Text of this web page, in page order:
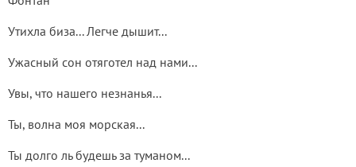
Утихла биза... Легче дышит...
Ужасный сон отяготел над нами...
Увы, что нашего незнанья...
Ты, волна моя морская...
Ты долго ль будешь за туманом...